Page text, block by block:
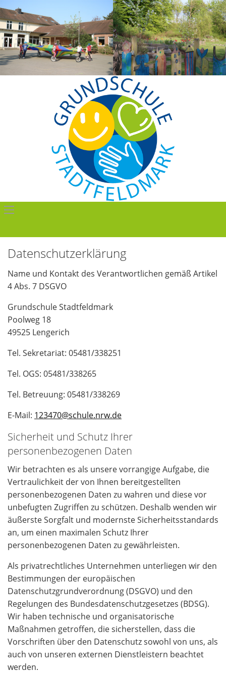
Datenschutzerklärung
Name und Kontakt des Verantwortlichen gemäß Artikel
4 Abs. 7 DSGVO
Grundschule Stadtfeldmark
Poolweg 18
49525 Lengerich
Tel. Sekretariat: 05481/338251
Tel. OGS: 05481/338265
Tel. Betreuung: 05481/338269
E-Mail: 123470@schule.nrw.de
Sicherheit und Schutz Ihrer
personenbezogenen Daten
Wir betrachten es als unsere vorrangige Aufgabe, die
Vertraulichkeit der von Ihnen bereitgestellten
personenbezogenen Daten zu wahren und diese vor
unbefugten Zugriffen zu schützen. Deshalb wenden wir
äußerste Sorgfalt und modernste Sicherheitsstandards
an, um einen maximalen Schutz Ihrer
personenbezogenen Daten zu gewährleisten.
Als privatrechtliches Unternehmen unterliegen wir den
Bestimmungen der europäischen
Datenschutzgrundverordnung (DSGVO) und den
Regelungen des Bundesdatenschutzgesetzes (BDSG).
Wir haben technische und organisatorische
Maßnahmen getroffen, die sicherstellen, dass die
Vorschriften über den Datenschutz sowohl von uns, als
auch von unseren externen Dienstleistern beachtet
werden.